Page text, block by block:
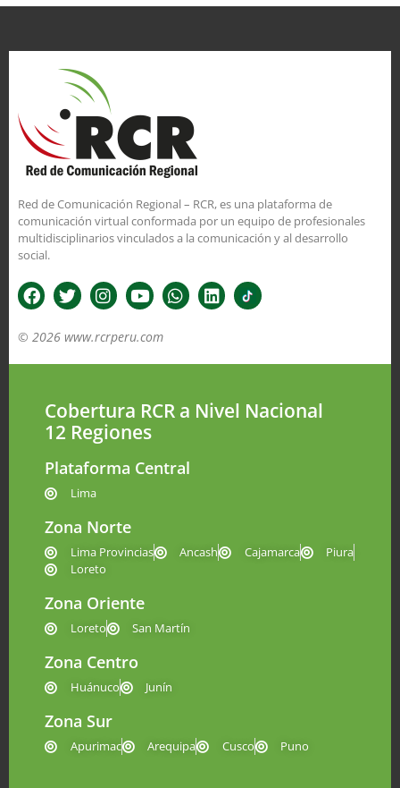
Red de Comunicación Regional – RCR, es una plataforma de
comunicación virtual conformada por un equipo de profesionales
multidisciplinarios vinculados a la comunicación y al desarrollo
social.
© 2026 www.rcrperu.com
Cobertura RCR a Nivel Nacional
12 Regiones
Plataforma Central
Lima
Zona Norte
Lima Provincias Ancash Cajamarca
Piura
Loreto
Zona Oriente
Loreto San Martín
Zona Centro
Huánuco Junín
Zona Sur
Apurimac Arequipa Cusco Puno